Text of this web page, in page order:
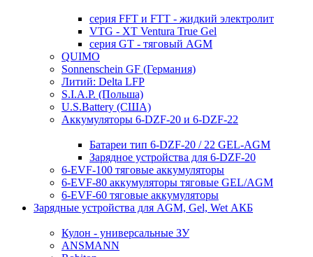
серия FFT и FTT - жидкий электролит
VTG - XT Ventura True Gel
серия GT - тяговый AGM
QUIMO
Sonnenschein GF (Германия)
Литий: Delta LFP
S.I.A.P. (Польша)
U.S.Battery (США)
Аккумуляторы 6-DZF-20 и 6-DZF-22
Батареи тип 6-DZF-20 / 22 GEL-AGM
Зарядное устройства для 6-DZF-20
6-EVF-100 тяговые аккумуляторы
6-EVF-80 аккумуляторы тяговые GEL/AGM
6-EVF-60 тяговые аккумуляторы
Зарядные устройства для AGM, Gel, Wet АКБ
Кулон - универсальные ЗУ
ANSMANN